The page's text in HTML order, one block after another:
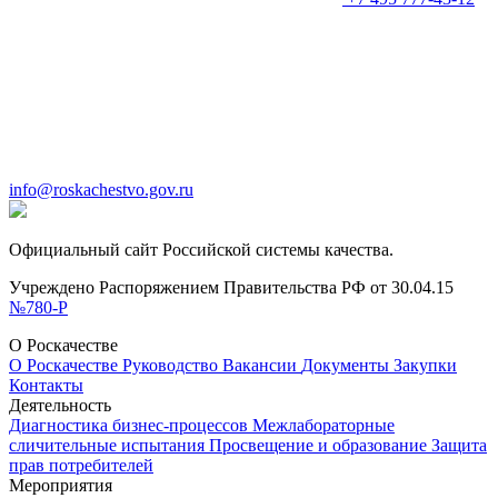
info@roskachestvo.gov.ru
Официальный сайт Российской системы качества.
Учреждено Распоряжением Правительства РФ от 30.04.15
№780-Р
О Роскачестве
О Роскачестве Руководство Вакансии Документы Закупки
Контакты
Деятельность
Диагностика бизнес-процессов Межлабораторные
сличительные испытания Просвещение и образование Защита
прав потребителей
Мероприятия